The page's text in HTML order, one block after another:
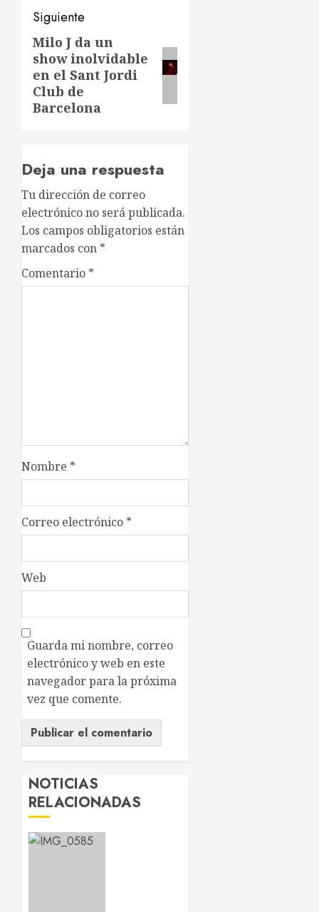
Siguiente
Siguiente
entrada:
Milo J da un
show inolvidable
en el Sant Jordi
Club de
Barcelona
Deja una respuesta
Tu dirección de correo
electrónico no será publicada.
Los campos obligatorios están
marcados con *
Comentario *
Nombre *
Correo electrónico *
Web
Guarda mi nombre, correo
electrónico y web en este
navegador para la próxima
vez que comente.
NOTICIAS
RELACIONADAS